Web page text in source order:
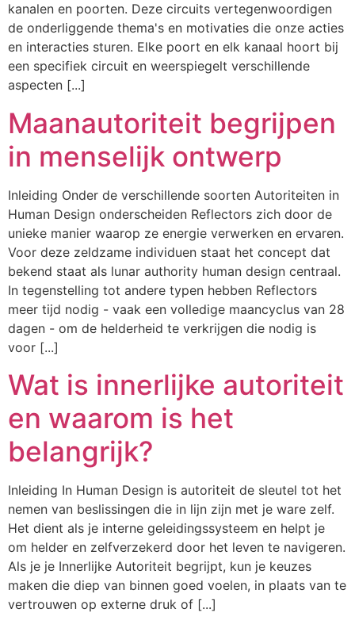
kanalen en poorten. Deze circuits vertegenwoordigen
de onderliggende thema's en motivaties die onze acties
en interacties sturen. Elke poort en elk kanaal hoort bij
een specifiek circuit en weerspiegelt verschillende
aspecten [...]
Maanautoriteit begrijpen
in menselijk ontwerp
Inleiding Onder de verschillende soorten Autoriteiten in
Human Design onderscheiden Reflectors zich door de
unieke manier waarop ze energie verwerken en ervaren.
Voor deze zeldzame individuen staat het concept dat
bekend staat als lunar authority human design centraal.
In tegenstelling tot andere typen hebben Reflectors
meer tijd nodig - vaak een volledige maancyclus van 28
dagen - om de helderheid te verkrijgen die nodig is
voor [...]
Wat is innerlijke autoriteit
en waarom is het
belangrijk?
Inleiding In Human Design is autoriteit de sleutel tot het
nemen van beslissingen die in lijn zijn met je ware zelf.
Het dient als je interne geleidingssysteem en helpt je
om helder en zelfverzekerd door het leven te navigeren.
Als je je Innerlijke Autoriteit begrijpt, kun je keuzes
maken die diep van binnen goed voelen, in plaats van te
vertrouwen op externe druk of [...]